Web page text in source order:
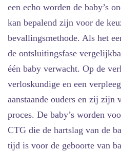
een echo worden de baby’s
kan bepalend zijn voor de
bevallingsmethode. Als het
de ontsluitingsfase
één baby verwacht. Op de
verloskundige en een
aanstaande ouders en zij
proces. De baby’s worden
CTG die de hartslag van de
tijd is voor de geboorte van